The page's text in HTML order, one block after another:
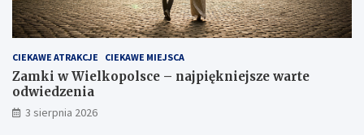
CIEKAWE ATRAKCJE CIEKAWE MIEJSCA
Zamki w Wielkopolsce – najpiękniejsze warte
odwiedzenia
3 sierpnia 2026